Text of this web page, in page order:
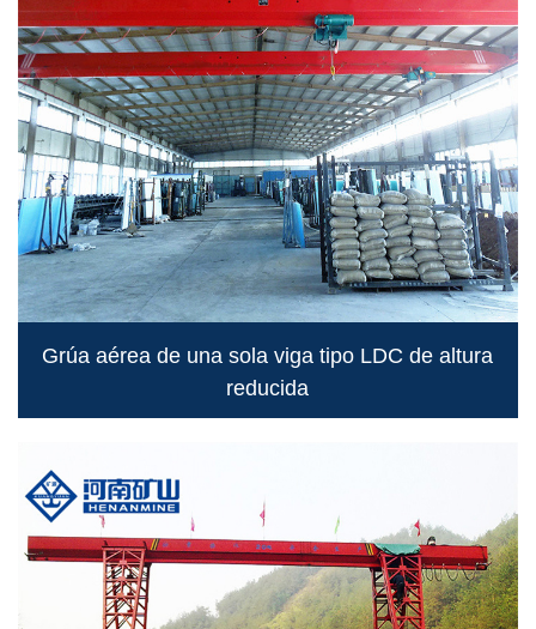
Grúa aérea de una sola viga tipo LDC de altura
reducida